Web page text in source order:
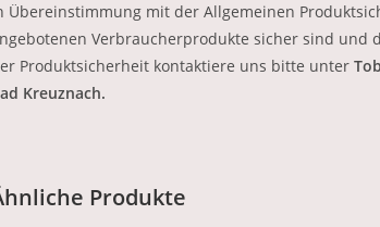
Übereinstimmung mit der Allgemeinen
Verbraucherprodukte sicher sind und
Produktsicherheit kontaktiere uns bitte unter
Kreuznach.
Produkte